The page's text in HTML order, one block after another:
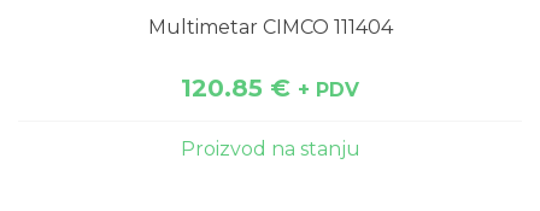
Multimetar CIMCO 111404
120.85 € + PDV
Proizvod na stanju